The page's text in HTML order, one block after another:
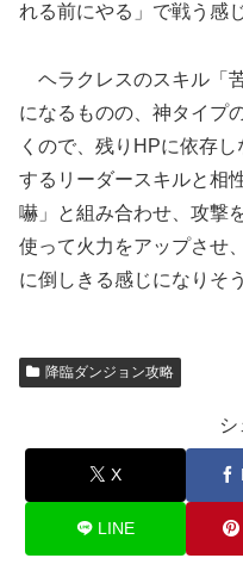
れる前にやる」で戦う感
ヘラクレスのスキル「
になるものの、神タイプ
くので、残りHPに依存
するリーダースキルと相
嚇」と組み合わせ、攻撃
使って火力をアップさせ
に倒しきる感じになりそ
降臨ダンジョン攻略
シ
X
LINE